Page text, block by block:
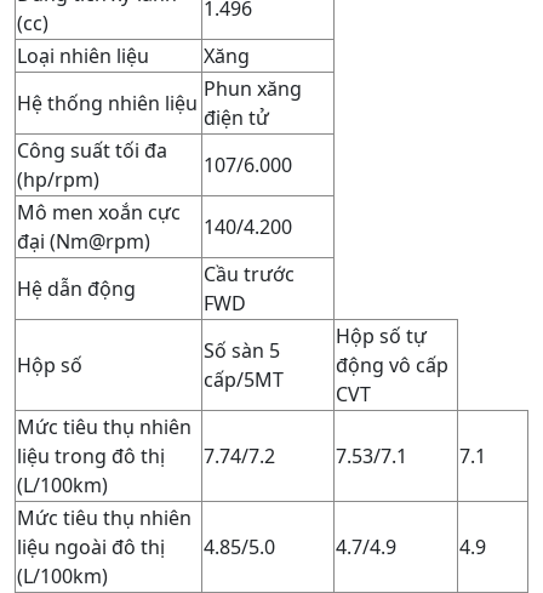
(cc)
1.496
Loại nhiên liệu
Xăng
Hệ thống nhiên liệu
Phun xăng
điện tử
Công suất tối đa
(hp/rpm)
107/6.000
Mô men xoắn cực
đại (Nm@rpm)
140/4.200
Hệ dẫn động
Cầu trước
FWD
Hộp số
Số sàn 5
cấp/5MT
Hộp số tự
động vô cấp
CVT
Mức tiêu thụ nhiên
liệu trong đô thị
(L/100km)
7.74/7.2 7.53/7.1 7.1
Mức tiêu thụ nhiên
liệu ngoài đô thị
(L/100km)
4.85/5.0 4.7/4.9 4.9